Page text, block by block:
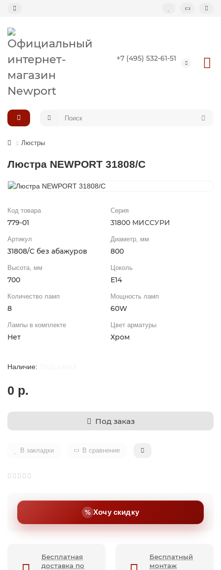
+7 (495) 532-61-51
Назад
Подвесные светильники
Потолочные светильники
Светильник-кольцо
Композиции светильников
Люстры
Люстра NEWPORT 31808/C
Код товара
779-01
Серия
31800 МИССУРИ
Артикул
31808/C без абажуров
Диаметр, мм
800
Высота, мм
700
Цоколь
Е14
Количество ламп
8
Мощность ламп
60W
Лампы в комплекте
Нет
Цвет арматуры
Хром
0 р.
Под заказ
В закладки В сравнение
Хочу скидку
Бесплатная
доставка по
Бесплатный
монтаж